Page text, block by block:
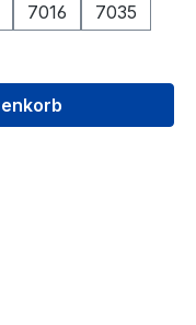
7016
7035
Wert